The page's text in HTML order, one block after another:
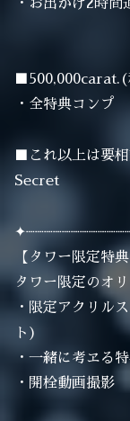
・お出かけ2時間
・全特典コンプ
■これ以上は要
Secret
【タワー限定特典
タワー限定のオ
・限定アクリル
ト)
・一緒に考ヱる
・開栓動画撮影